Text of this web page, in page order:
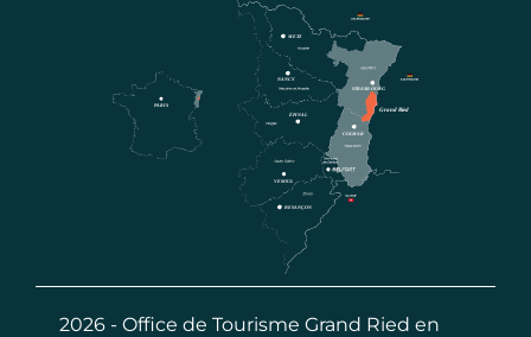
2026 - Office de Tourisme Grand Ried en